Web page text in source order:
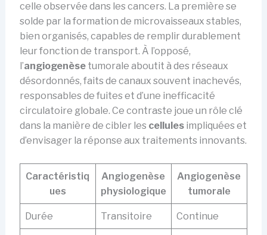
celle observée dans les cancers. La première se
solde par la formation de microvaisseaux stables,
bien organisés, capables de remplir durablement
leur fonction de transport. À l’opposé,
l’angiogenèsetumorale aboutit à des réseaux
désordonnés, faits de canaux souvent inachevés,
responsables de fuites et d’une inefficacité
circulatoire globale. Ce contraste joue un rôle clé
dans la manière de cibler les cellulesimpliquées et
d’envisager la réponse aux traitements innovants.
Caractéristiq
ues
Angiogenèse
physiologique
Angiogenèse
tumorale
Durée Transitoire Continue